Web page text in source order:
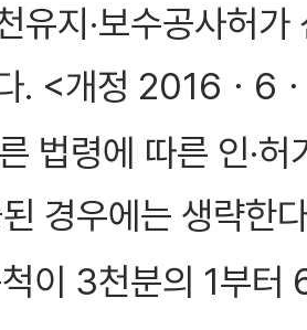
유지·보수공사허
. <개정 2016ㆍ6
법령에 따른 인·
경우에는 생략한
이 3천분의 1부터